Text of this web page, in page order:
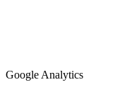
Google Analytics